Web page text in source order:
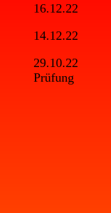
16.12.22
14.12.22
29.10.22
Prüfung